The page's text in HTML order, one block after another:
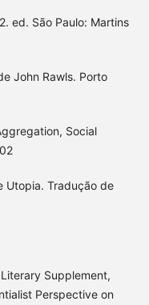
ed. São Paulo: Martins
John Rawls. Porto
Social
Utopia. Tradução de
Supplement,
Perspective on